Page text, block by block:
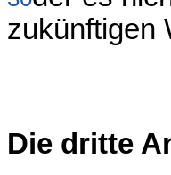
zukünftigen
Die dritte